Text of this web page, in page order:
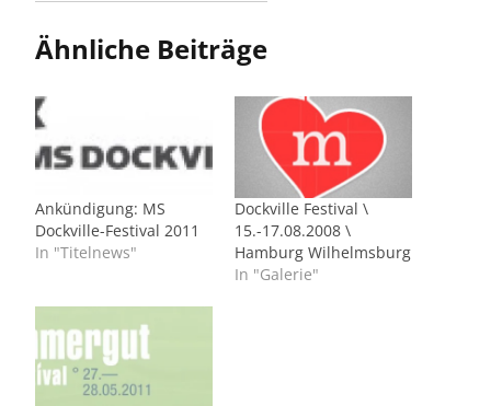
Ähnliche Beiträge
Ankündigung: MS
Dockville-Festival 2011
In "Titelnews"
Dockville Festival \
15.-17.08.2008 \
Hamburg Wilhelmsburg
In "Galerie"